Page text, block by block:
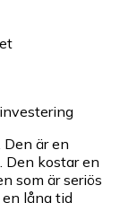
är en
Den kostar en
som är seriös
lång tid